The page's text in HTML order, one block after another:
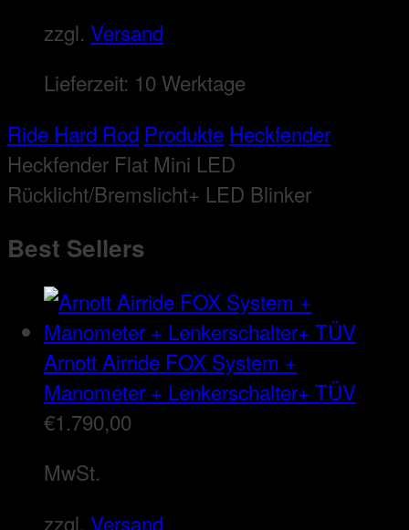
zzgl. Versand
Lieferzeit: 10 Werktage
Ride Hard Rod Produkte Heckfender
Heckfender Flat Mini LED
Rücklicht/Bremslicht+ LED Blinker
Best Sellers
Arnott Airride FOX System +
Manometer + Lenkerschalter+ TÜV
€1.790,00
MwSt.
zzgl. Versand